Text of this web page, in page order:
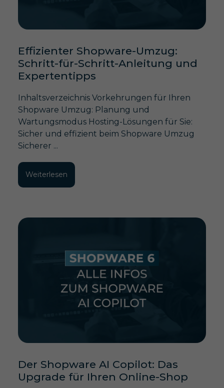
Effizienter Shopware-Umzug:
Schritt-für-Schritt-Anleitung und
Expertentipps
Inhaltsverzeichnis Vorkehrungen für Ihren
Shopware Umzug: Planung und
Wartungsmodus Hosting-Lösungen für Sie:
Sicher und effizient beim Shopware Umzug
Sicherer ...
Weiterlesen
Der Shopware AI Copilot: Das
Upgrade für Ihren Online-Shop